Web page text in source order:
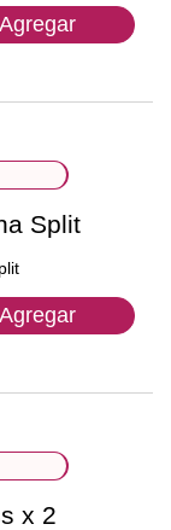
Agregar
Split
Agregar
x 2